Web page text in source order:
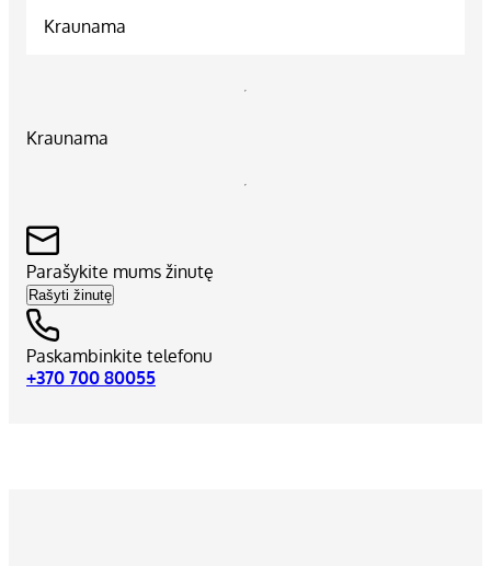
Kraunama
Kraunama
Parašykite mums žinutę
Rašyti žinutę
Paskambinkite telefonu
+370 700 80055